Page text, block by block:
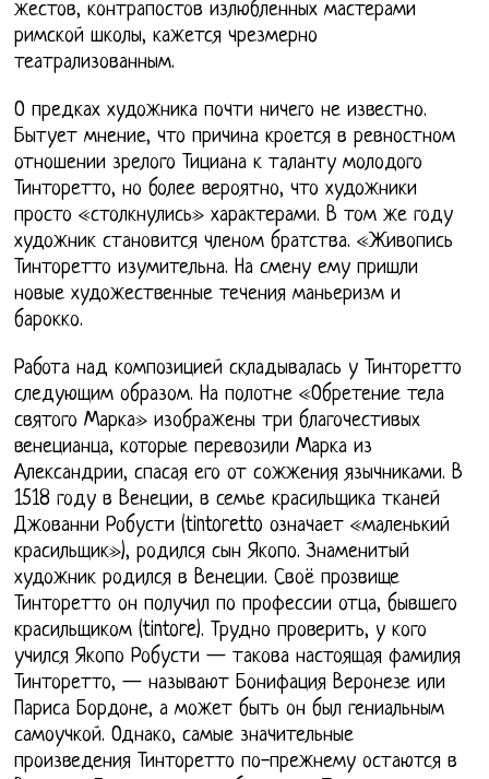
жестов, контрапостов излюбленных мастерами
римской школы, кажется чрезмерно
театрализованным.
О предках художника почти ничего не известно.
Бытует мнение, что причина кроется в ревностном
отношении зрелого Тициана к таланту молодого
Тинторетто, но более вероятно, что художники
просто «столкнулись» характерами. В том же году
художник становится членом братства. «Живопись
Тинторетто изумительна. На смену ему пришли
новые художественные течения маньеризм и
барокко.
Работа над композицией складывалась у Тинторетто
следующим образом. На полотне «Обретение тела
святого Марка» изображены три благочестивых
венецианца, которые перевозили Марка из
Александрии, спасая его от сожжения язычниками. В
1518 году в Венеции, в семье красильщика тканей
Джованни Робусти (tintoretto означает «маленький
красильщик»), родился сын Якопо. Знаменитый
художник родился в Венеции. Своё прозвище
Тинторетто он получил по профессии отца, бывшего
красильщиком (tintore). Трудно проверить, у кого
учился Якопо Робусти — такова настоящая фамилия
Тинторетто, — называют Бонифация Веронезе или
Париса Бордоне, а может быть он был гениальным
самоучкой. Однако, самые значительные
произведения Тинторетто по-прежнему остаются в